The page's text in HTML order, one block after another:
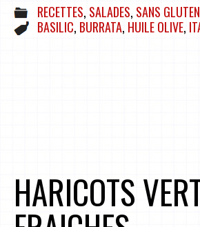
RECETTES, SALADES, SANS
BASILIC, BURRATA, HUILE OLIVE,
HARICOTS